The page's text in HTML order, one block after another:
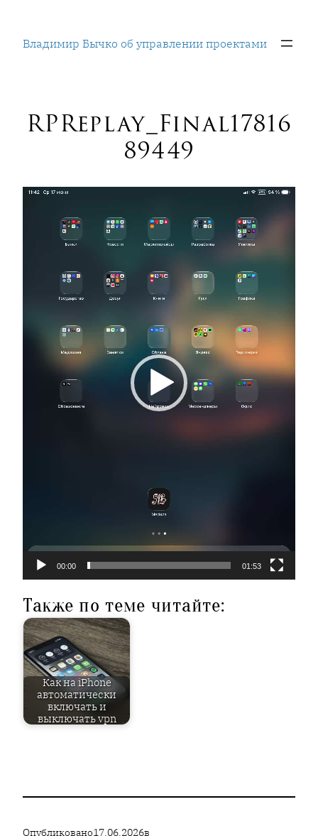
содержимому
Владимир Бычко об управлении проектами
RPReplay_Final17816
89449
Видеоплеер
00:00 01:53
Также по теме читайте:
Как на iPhone
автоматически
включать и
выключать vpn
Опубликовано17.06.2026в